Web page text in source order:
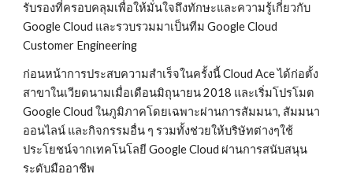
รับรองที่ครอบคลุมเพื่อให้มั่นใจถึงทักษะและความรู้เกี่ยวกับ
Google Cloud และรวบรวมมาเป็นทีม Google Cloud
Customer Engineering
ก่อนหน้าการประสบความสำเร็จในครั้งนี้ Cloud Ace ได้ก่อตั้ง
สาขาในเวียดนามเมื่อเดือนมิถุนายน 2018 และเริ่มโปรโมต
Google Cloud ในภูมิภาคโดยเฉพาะผ่านการสัมมนา, สัมมนา
ออนไลน์ และกิจกรรมอื่น ๆ รวมทั้งช่วยให้บริษัทต่างๆใช้
ประโยชน์จากเทคโนโลยี Google Cloud ผ่านการสนับสนุน
ระดับมืออาชีพ